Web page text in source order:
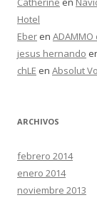
Hotel
Eber en ADAMMO
jesus hernando
chLE en Absolut
ARCHIVOS
febrero 2014
enero 2014
noviembre 2013